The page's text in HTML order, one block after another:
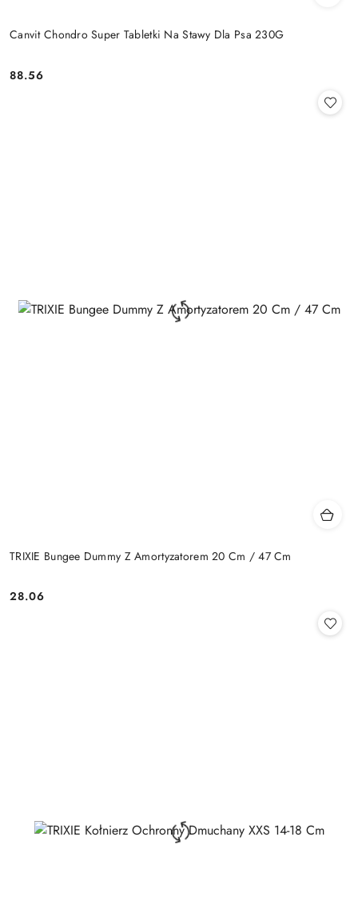
Canvit Chondro Super Tabletki Na Stawy Dla Psa 230G
Cena:
88.56
TRIXIE Bungee Dummy Z Amortyzatorem 20 Cm / 47 Cm
Cena:
28.06